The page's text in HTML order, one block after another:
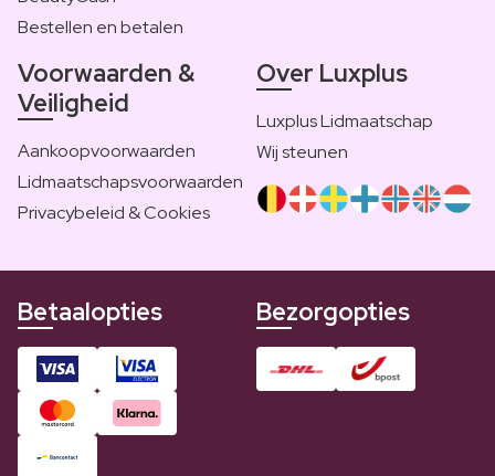
Bestellen en betalen
Voorwaarden &
Veiligheid
Aankoopvoorwaarden
Lidmaatschapsvoorwaarden
Privacybeleid & Cookies
Over Luxplus
Luxplus Lidmaatschap
Wij steunen
Betaalopties Bezorgopties